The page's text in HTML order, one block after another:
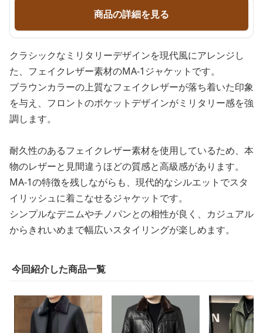
商品の詳細を見る
クラシックなミリタリーデザインを現代風にアレンジし
た、フェイクレザー素材のMA-1ジャケットです。
ブラウンカラーの上質なフェイクレザーが落ち着いた印象
を与え、フロントのポケットデザインがミリタリー感を強
調します。
耐久性のあるフェイクレザー素材を使用しているため、本
物のレザーと見間違うほどの質感と高級感があります。
MA-1の特徴を残しながらも、現代的なシルエットでスタ
イリッシュに着こなせるジャケットです。
シンプルなデニムやチノパンとの相性が良く、カジュアル
からきれいめまで幅広いスタイリングが楽しめます。
今回紹介した商品一覧